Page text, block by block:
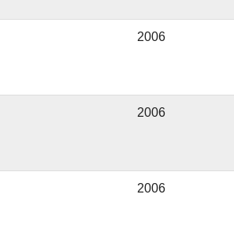
2006
2006
2006